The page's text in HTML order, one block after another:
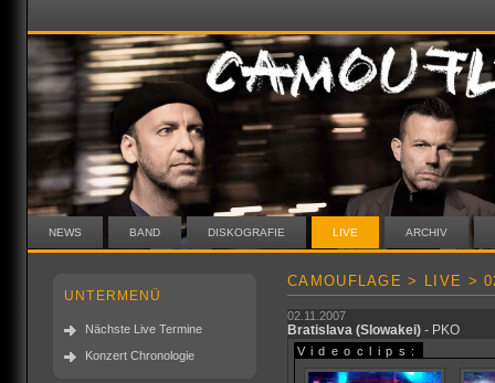
NEWS BAND DISKOGRAFIE LIVE ARCHIV
UNTERMENÜ
Nächste Live Termine
Konzert Chronologie
CAMOUFLAGE > LIVE >
02.11.2007
Bratislava (Slowakei) - PKO
Videoclips: